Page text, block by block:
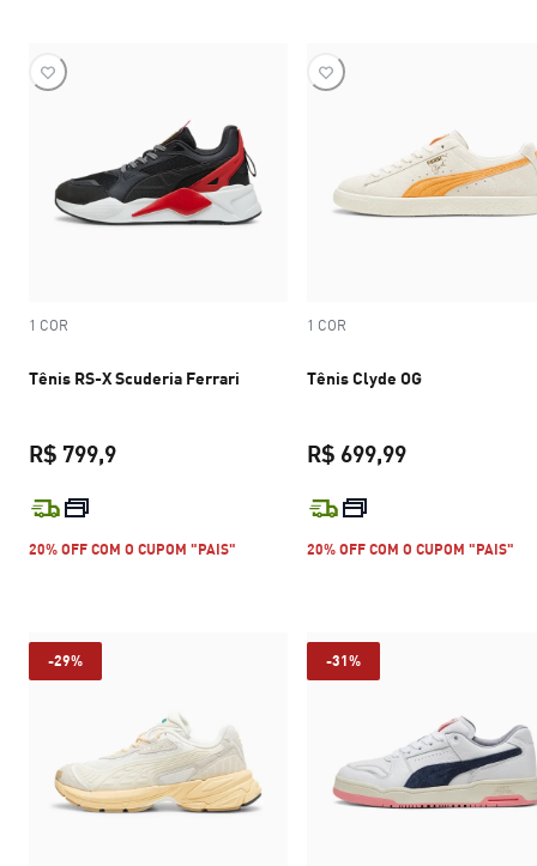
1 COR
Tênis RS-X Scuderia Ferrari
R$ 799,9
20% OFF COM O CUPOM "PAIS"
1 COR
Tênis Clyde OG
R$ 699,99
20% OFF COM O CUPOM "PAIS"
-29% -31%